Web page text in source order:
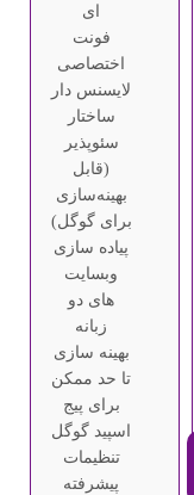
ای
فونت
اختصاصی
لایسنس دار
ساختار
سئوپذیر
(قابل
بهینه‌سازی
برای گوگل)
پیاده سازی
وبسایت
های دو
زبانه
بهینه سازی
تا حد ممکن
برای پیج
اسپید گوگل
تنظیمات
پیشرفته